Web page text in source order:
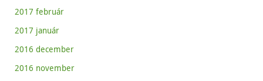
2017 február
2017 január
2016 december
2016 november